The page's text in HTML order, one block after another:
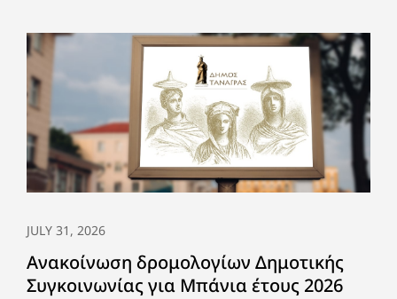
JULY 31, 2026
Ανακοίνωση δρομολογίων Δημοτικής
Συγκοινωνίας για Μπάνια έτους 2026